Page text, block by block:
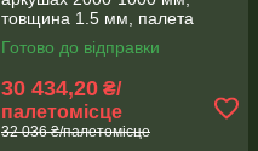
товщина 1.5 мм, палета
500кг (КПЛ-2000*1000-
1.5/500-1)
Готово до відправки
30 434,20 ₴/
палетомісце
32 036 ₴/палетомісце